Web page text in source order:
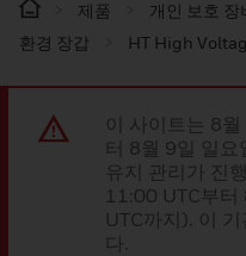
제품 개인 보호 장
환경 장갑
HT High
이 사이트는 8
터 8월 9일 일요
유지 관리가 진
11:00 UTC부
UTC까지). 이
다.